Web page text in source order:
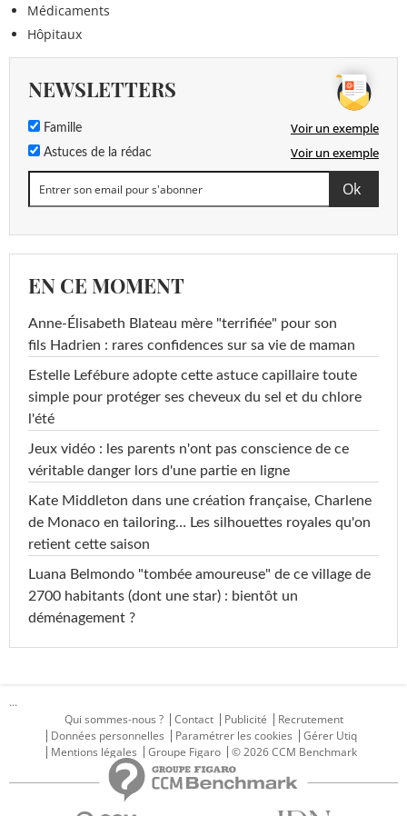
Médicaments
Hôpitaux
NEWSLETTERS
Famille Voir un exemple
Astuces de la rédac Voir un exemple
EN CE MOMENT
Anne-Élisabeth Blateau mère "terrifiée" pour son
fils Hadrien : rares confidences sur sa vie de maman
Estelle Lefébure adopte cette astuce capillaire toute
simple pour protéger ses cheveux du sel et du chlore
l'été
Jeux vidéo : les parents n'ont pas conscience de ce
véritable danger lors d'une partie en ligne
Kate Middleton dans une création française, Charlene
de Monaco en tailoring… Les silhouettes royales qu'on
retient cette saison
Luana Belmondo "tombée amoureuse" de ce village de
2700 habitants (dont une star) : bientôt un
déménagement ?
...
Qui sommes-nous ?
Contact Publicité
Recrutement
Données personnelles
Paramétrer les cookies
Gérer Utiq
Mentions légales
Groupe Figaro © 2026 CCM Benchmark